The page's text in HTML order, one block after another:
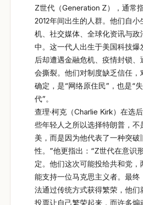
Z世代（Generation Z），通常
2012年间出生的人群。他们自
机、社交媒体、全球化资讯与政
中。这一代人出生于美国科技爆
后却遭遇金融危机、疫情封锁、
会撕裂。他们对制度缺乏信任，
确定，是“网络原住民”，也是“
代”。
查理·柯克（Charlie Kirk）在选
些年轻人之所以选择特朗普，不
美，而是因为他代表了一种突破
性。”他更指出：“Z世代在意识
定。他们这次可能投给共和党，
能支持一位马克思主义者。最终
法通过传统方式获得繁荣，他们
投票让自己繁荣起来，而许多煽